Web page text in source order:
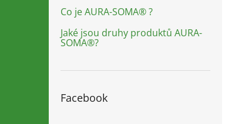
Co je AURA-SOMA® ?
Jaké jsou druhy produktů AURA-
SOMA®?
Facebook